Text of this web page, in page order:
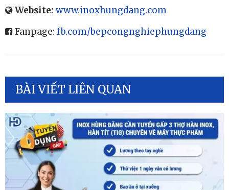
Website: www.inoxhungdang.com
Fanpage: fb.com/bepcongnghiephungdang
BÀI VIẾT LIÊN QUAN